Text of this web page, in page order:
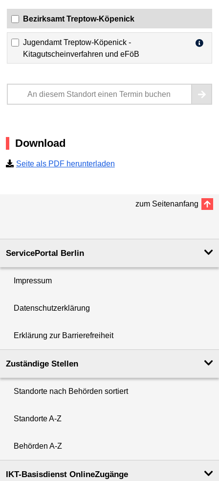
Bezirksamt Treptow-Köpenick
Jugendamt Treptow-Köpenick -
Kitagutscheinverfahren und eFöB
An diesem Standort einen Termin buchen
Download
Seite als PDF herunterladen
zum Seitenanfang
ServicePortal Berlin
Impressum
Datenschutzerklärung
Erklärung zur Barrierefreiheit
Zuständige Stellen
Standorte nach Behörden sortiert
Standorte A-Z
Behörden A-Z
IKT-Basisdienst OnlineZugänge